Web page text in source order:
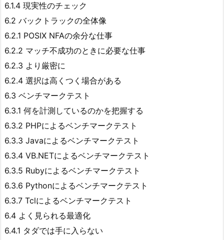
6.1.4 現実性のチェック
6.2 バックトラックの全体像
6.2.1 POSIX NFAの余分な仕事
6.2.2 マッチ不成功のときに必要な仕事
6.2.3 より厳密に
6.2.4 選択は高くつく場合がある
6.3 ベンチマークテスト
6.3.1 何を計測しているのかを把握する
6.3.2 PHPによるベンチマークテスト
6.3.3 Javaによるベンチマークテスト
6.3.4 VB.NETによるベンチマークテスト
6.3.5 Rubyによるベンチマークテスト
6.3.6 Pythonによるベンチマークテスト
6.3.7 Tclによるベンチマークテスト
6.4 よく見られる最適化
6.4.1 タダでは手に入らない